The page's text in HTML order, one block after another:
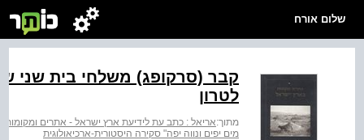
שלום אורח
קבר (סרקופג) משלחי בית שני
לטרון
מתוך:אריאל : כתב עת לידיעת ארץ ישראל - אתרים ומקומות
מים יפים ונווה יפה" סקירה היסטורית-ארכיאולוגית